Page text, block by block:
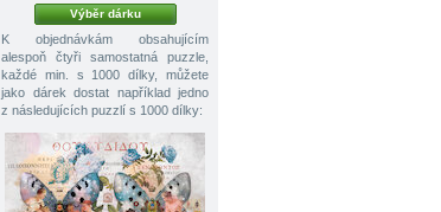
Výběr dárku
K objednávkám obsahujícím
alespoň čtyři samostatná puzzle,
každé min. s 1000 dílky, můžete
jako dárek dostat například jedno
z následujících puzzlí s 1000 dílky: